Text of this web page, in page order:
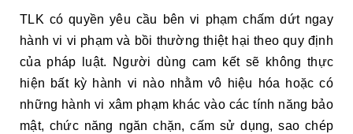
TLK có quyền yêu cầu bên vi phạm chấm dứt ngay
hành vi vi phạm và bồi thường thiệt hại theo quy định
của pháp luật. Người dùng cam kết sẽ không thực
hiện bất kỳ hành vi nào nhằm vô hiệu hóa hoặc có
những hành vi xâm phạm khác vào các tính năng bảo
mật, chức năng ngăn chặn, cấm sử dụng, sao chép